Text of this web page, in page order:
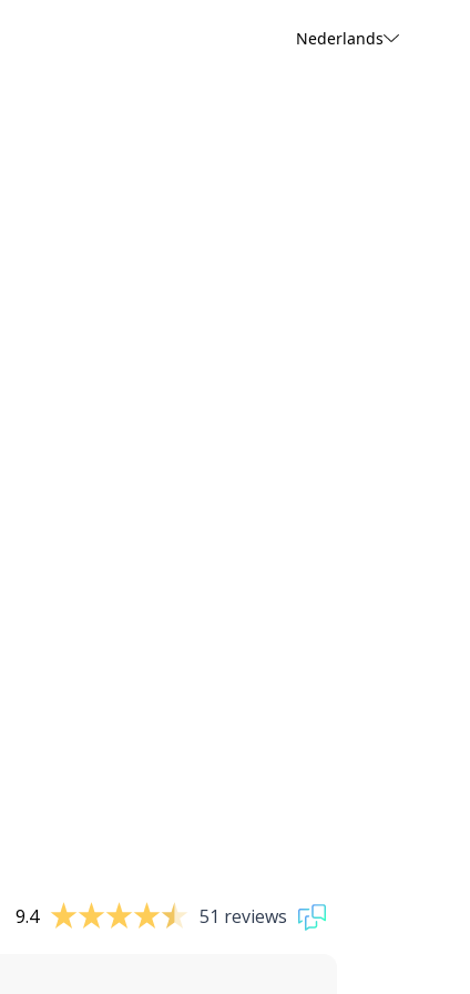
Nederlands
9.4 51 reviews